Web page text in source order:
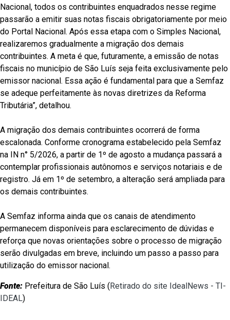
Nacional, todos os contribuintes enquadrados nesse regime
passarão a emitir suas notas fiscais obrigatoriamente por meio
do Portal Nacional. Após essa etapa com o Simples Nacional,
realizaremos gradualmente a migração dos demais
contribuintes. A meta é que, futuramente, a emissão de notas
fiscais no município de São Luís seja feita exclusivamente pelo
emissor nacional. Essa ação é fundamental para que a Semfaz
se adeque perfeitamente às novas diretrizes da Reforma
Tributária”, detalhou.
A migração dos demais contribuintes ocorrerá de forma
escalonada. Conforme cronograma estabelecido pela Semfaz
na IN n° 5/2026, a partir de 1º de agosto a mudança passará a
contemplar profissionais autônomos e serviços notariais e de
registro. Já em 1º de setembro, a alteração será ampliada para
os demais contribuintes.
A Semfaz informa ainda que os canais de atendimento
permanecem disponíveis para esclarecimento de dúvidas e
reforça que novas orientações sobre o processo de migração
serão divulgadas em breve, incluindo um passo a passo para
utilização do emissor nacional.
Fonte: Prefeitura de São Luís (Retirado do site IdealNews - TI-
IDEAL)